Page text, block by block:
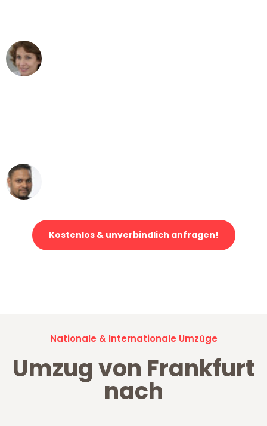
Kostenlos & unverbindlich anfragen!
Nationale & Internationale Umzüge
Umzug von Frankfurt
nach